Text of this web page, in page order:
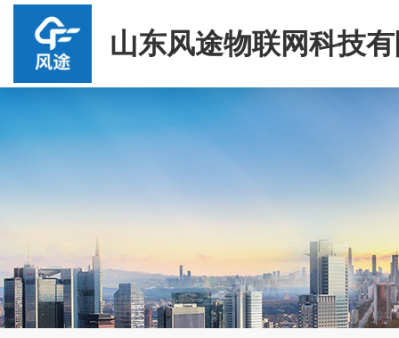
山东风途物联网科技